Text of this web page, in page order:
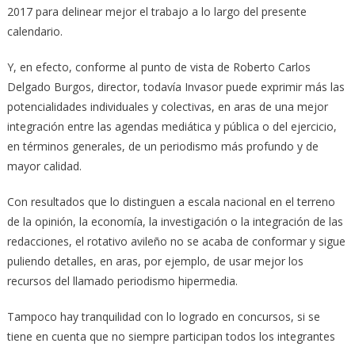
2017 para delinear mejor el trabajo a lo largo del presente
calendario.
Y, en efecto, conforme al punto de vista de Roberto Carlos
Delgado Burgos, director, todavía Invasor puede exprimir más las
potencialidades individuales y colectivas, en aras de una mejor
integración entre las agendas mediática y pública o del ejercicio,
en términos generales, de un periodismo más profundo y de
mayor calidad.
Con resultados que lo distinguen a escala nacional en el terreno
de la opinión, la economía, la investigación o la integración de las
redacciones, el rotativo avileño no se acaba de conformar y sigue
puliendo detalles, en aras, por ejemplo, de usar mejor los
recursos del llamado periodismo hipermedia.
Tampoco hay tranquilidad con lo logrado en concursos, si se
tiene en cuenta que no siempre participan todos los integrantes